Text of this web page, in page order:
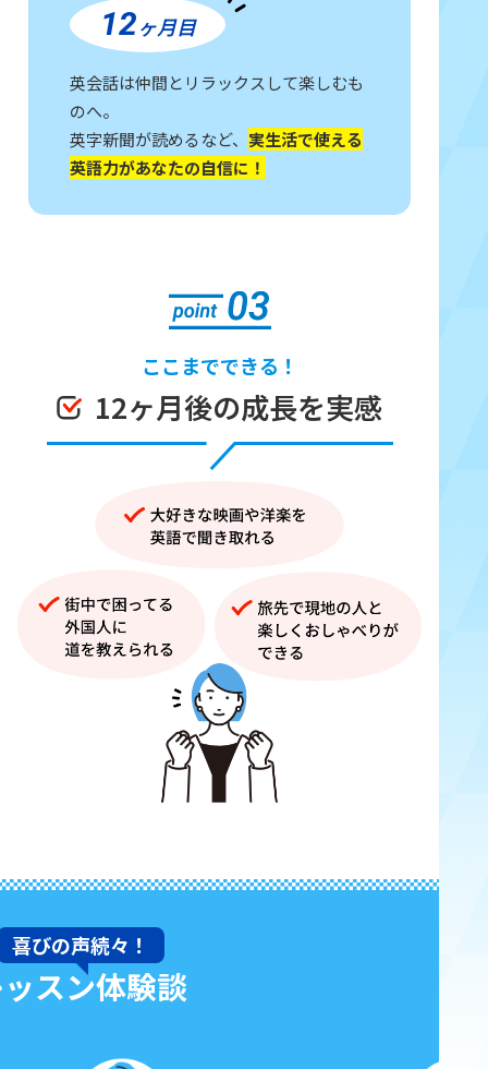
12ヶ月目
英会話は仲間とリラックスして楽しむも
のへ。
英字新聞が読めるなど、 実生活で使える
英語力があなたの自信に！
ここまでできる！
12ヶ月後の成長を実感
喜びの声続々！
スン体験談